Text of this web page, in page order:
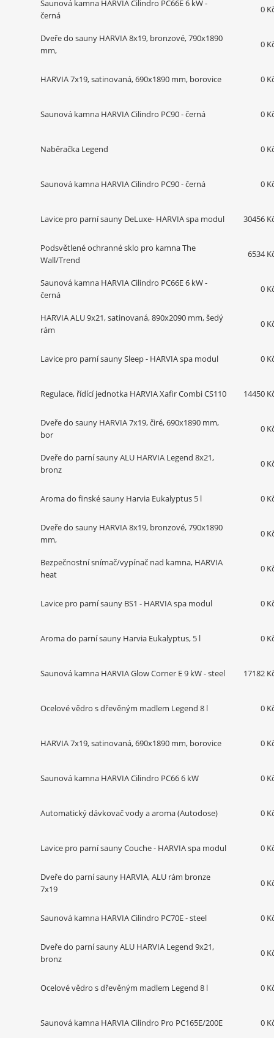
Saunová kamna HARVIA Cilindro PC66E 6 kW -
černá
0
Dveře do sauny HARVIA 8x19, bronzové, 790x1890
mm,
0
HARVIA 7x19, satinovaná, 690x1890 mm, borovice 0
Saunová kamna HARVIA Cilindro PC90 - černá 0
Naběračka Legend 0
Saunová kamna HARVIA Cilindro PC90 - černá 0
Lavice pro parní sauny DeLuxe- HARVIA spa modul 30456
Podsvětlené ochranné sklo pro kamna The
Wall/Trend
6534
Saunová kamna HARVIA Cilindro PC66E 6 kW -
černá
0
HARVIA ALU 9x21, satinovaná, 890x2090 mm, šedý
rám
0
Lavice pro parní sauny Sleep - HARVIA spa modul 0
Regulace, řídící jednotka HARVIA Xafir Combi CS110 14450
Dveře do sauny HARVIA 7x19, čiré, 690x1890 mm,
bor
0
Dveře do parní sauny ALU HARVIA Legend 8x21,
bronz
0
Aroma do finské sauny Harvia Eukalyptus 5 l 0
Dveře do sauny HARVIA 8x19, bronzové, 790x1890
mm,
0
Bezpečnostní snímač/vypínač nad kamna, HARVIA
heat
0
Lavice pro parní sauny BS1 - HARVIA spa modul 0
Aroma do parní sauny Harvia Eukalyptus, 5 l 0
Saunová kamna HARVIA Glow Corner E 9 kW - steel 17182
Ocelové vědro s dřevěným madlem Legend 8 l 0
HARVIA 7x19, satinovaná, 690x1890 mm, borovice 0
Saunová kamna HARVIA Cilindro PC66 6 kW 0
Automatický dávkovač vody a aroma (Autodose) 0
Lavice pro parní sauny Couche - HARVIA spa modul 0
Dveře do parní sauny HARVIA, ALU rám bronze
7x19
0
Saunová kamna HARVIA Cilindro PC70E - steel 0
Dveře do parní sauny ALU HARVIA Legend 9x21,
bronz
0
Ocelové vědro s dřevěným madlem Legend 8 l 0
Saunová kamna HARVIA Cilindro Pro PC165E/200E 0